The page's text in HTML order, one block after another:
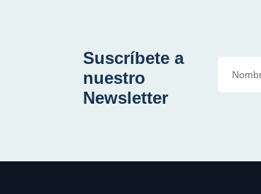
Suscríbete a
nuestro
Newsletter